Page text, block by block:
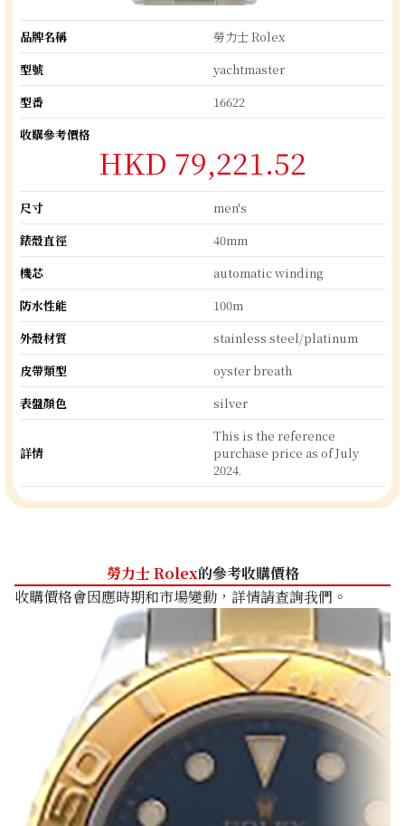
品牌名稱
勞力士 Rolex
型號
yachtmaster
型番
16622
收購參考價格
HKD 79,221.52
尺寸
men's
錶殼直徑
40mm
機芯
automatic winding
防水性能
100m
外殼材質
stainless steel/platinum
皮帶類型
oyster breath
表盤顏色
silver
詳情
This is the reference
purchase price as of July
2024.
勞力士 Rolex的參考收購價格
收購價格會因應時期和市場變動，詳情請查詢我們。